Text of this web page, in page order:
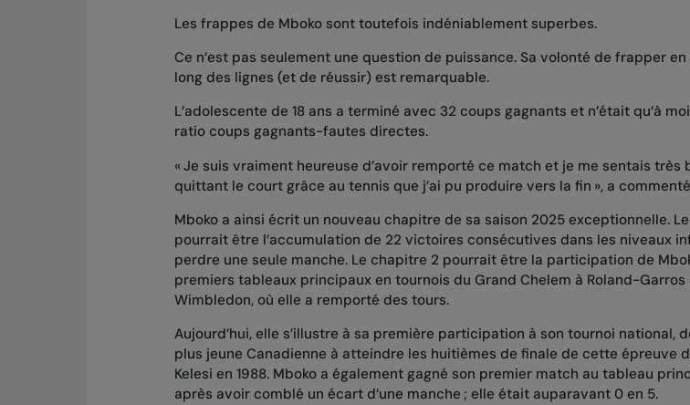
Les frappes de Mboko sont toutefois indéniablement superbes.
Ce n’est pas seulement une question de puissance. Sa volonté de frapper
long des lignes (et de réussir) est remarquable.
L’adolescente de 18 ans a terminé avec 32 coups gagnants et n’était qu’à
ratio coups gagnants-fautes directes.
« Je suis vraiment heureuse d’avoir remporté ce match et je me sentais très
quittant le court grâce au tennis que j’ai pu produire vers la fin », a
Mboko a ainsi écrit un nouveau chapitre de sa saison 2025 exceptionnelle.
pourrait être l’accumulation de 22 victoires consécutives dans les niveaux
perdre une seule manche. Le chapitre 2 pourrait être la participation de
premiers tableaux principaux en tournois du Grand Chelem à Roland-Garros
Wimbledon, où elle a remporté des tours.
Aujourd’hui, elle s’illustre à sa première participation à son tournoi national,
plus jeune Canadienne à atteindre les huitièmes de finale de cette épreuve
Kelesi en 1988. Mboko a également gagné son premier match au tableau
après avoir comblé un écart d’une manche ; elle était auparavant 0 en 5.